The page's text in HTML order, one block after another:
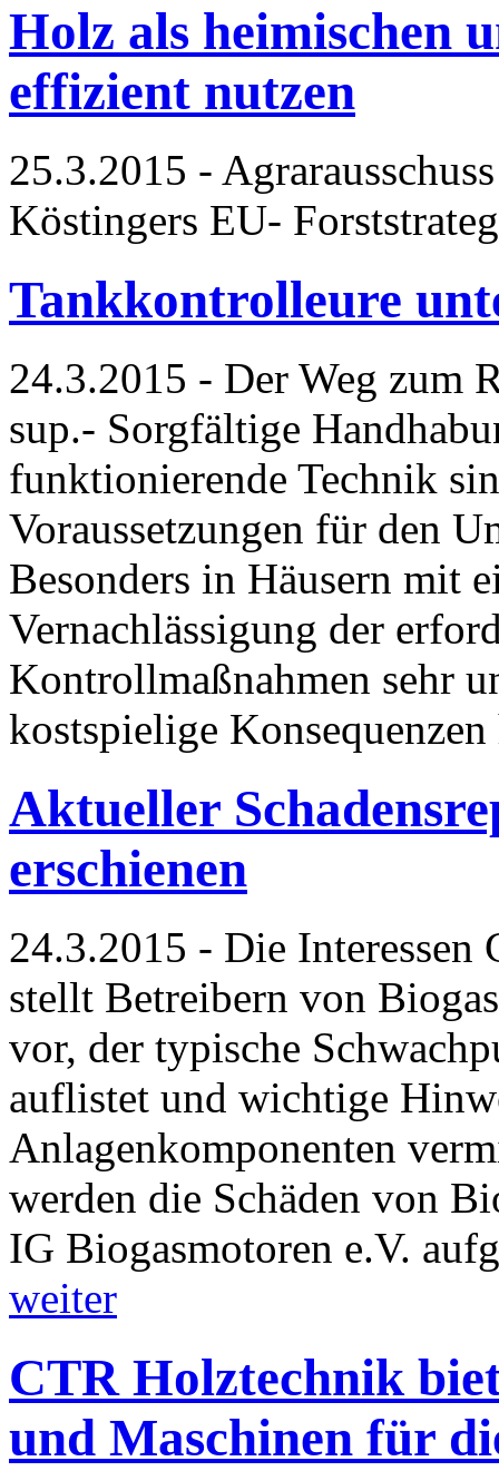
Holz als heimischen
effizient nutzen
25.3.2015 -
Köstingers EU-
Tankkontrolleure
24.3.2015 - Der Weg zum
sup.- Sorgfältige
funktionierende Technik
Voraussetzungen für den
Besonders in Häusern mit
Vernachlässigung der
Kontrollmaßnahmen sehr
kostspielige
Aktueller
erschienen
24.3.2015 - Die Interessen
stellt Betreibern von
vor, der typische
auflistet und wichtige
Anlagenkomponenten
werden die Schäden von
IG Biogasmotoren e.V.
weiter
CTR Holztechnik
und Maschinen für